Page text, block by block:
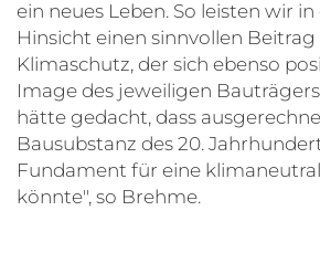
ein neues Leben. So leisten wir
Hinsicht einen sinnvollen
Klimaschutz, der sich ebenso
Image des jeweiligen
hätte gedacht, dass
Bausubstanz des 20.
Fundament für eine
könnte", so Brehme.